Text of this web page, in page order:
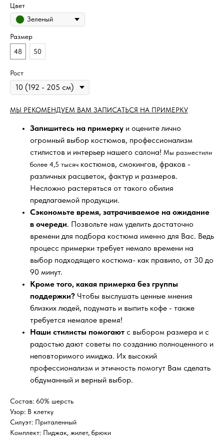
Цвет
Зеленый
Размер
48
50
Рост
МЫ РЕКОМЕНДУЕМ ВАМ ЗАПИСАТЬСЯ НА ПРИМЕРКУ
Запишитесь на примерку и оцените лично
огромный выбор костюмов, профессионализм
стилистов и интерьер нашего салона! Мы разместили
более 4,5 тысяч костюмов, смокингов, фраков -
различных расцветок, фактур и размеров.
Несложно растеряться от такого обилия
предлагаемой продукции.
Сэкономьте время, затрачиваемое на ожидание
в очереди. Позвольте нам уделить достаточно
времени для подбора костюма именно для Вас. Ведь
процесс примерки требует немало времени на
выбор подходящего костюма- как правило, от 30 до
90 минут.
Кроме того, какая примерка без группы
поддержки? Чтобы выслушать ценные мнения
близких людей, подумать и выпить кофе - также
требуется немалое время!
Наши стилисты помогают с выбором размера и с
радостью дают советы по созданию полноценного и
неповторимого имиджа. Их высокий
профессионализм и этичность помогут Вам сделать
обдуманный и верный выбор.
Состав: 60% шерсть
Узор: В клетку
Силуэт: Приталенный
Комплект: Пиджак, жилет, брюки